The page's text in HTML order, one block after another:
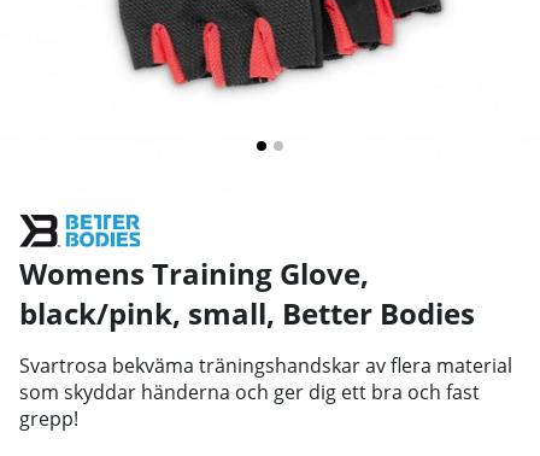
Womens Training Glove,
black/pink, small, Better Bodies
Svartrosa bekväma träningshandskar av flera material
som skyddar händerna och ger dig ett bra och fast
grepp!